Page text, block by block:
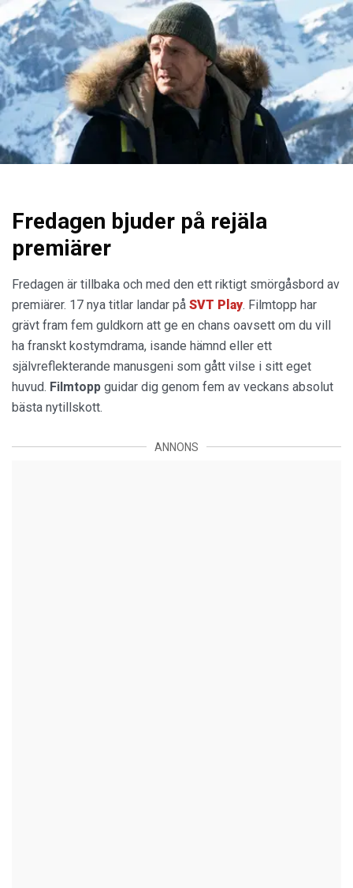
Fredagen bjuder på rejäla
premiärer
Fredagen är tillbaka och med den ett riktigt smörgåsbord av
premiärer. 17 nya titlar landar på SVT Play. Filmtopp har
grävt fram fem guldkorn att ge en chans oavsett om du vill
ha franskt kostymdrama, isande hämnd eller ett
självreflekterande manusgeni som gått vilse i sitt eget
huvud. Filmtopp guidar dig genom fem av veckans absolut
bästa nytillskott.
ANNONS